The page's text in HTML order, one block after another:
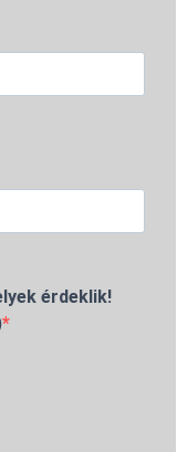
érdeklik!